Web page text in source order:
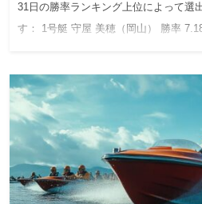
31日の勝率ランキング上位によって選
す： 1号艇 守屋 美穂（岡山） 勝率